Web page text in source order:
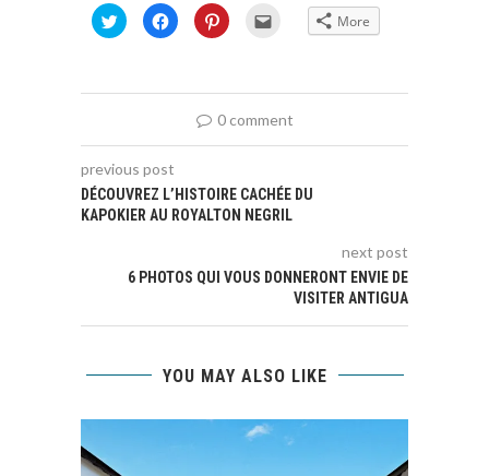
Click
to
share
in
Click
to
share
in
window)
Click
to
in
window)
friend
in
window)
More
0 comment
previous post
DÉCOUVREZ L’HISTOIRE CACHÉE DU
KAPOKIER AU ROYALTON NEGRIL
next post
6 PHOTOS QUI VOUS DONNERONT ENVIE DE
VISITER ANTIGUA
YOU MAY ALSO LIKE